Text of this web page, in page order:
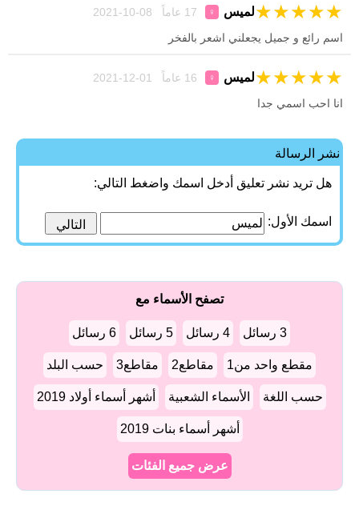
لميس ♀ ★
★
★
★
★
اسم رائع و جميل يجعلني اشعر بالفخر
لميس ♀ ★
★
★
★
★
انا احب اسمي جدا
نشر الرسالة
هل تريد نشر تعليق أدخل اسمك واضغط التالي:
اسمك الأول:
تصفح الأسماء مع
3 رسائل 4 رسائل 5 رسائل 6 رسائل
مقطع واحد من1 مقاطع2 مقاطع3 حسب البلد
حسب اللغة الأسماء الشعبية أشهر أسماء أولاد 2019
أشهر أسماء بنات 2019
عرض جميع الفئات